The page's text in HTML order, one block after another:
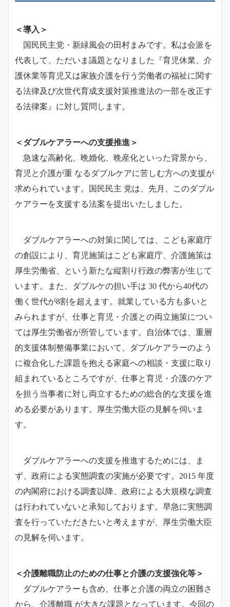
＜導入＞
国民民主党・新緑風会の田村まみです。私は会派を
代表して、ただいま議題となりました『育児休業、介
護休業等育児又は家族介護を行う労働者の福祉に関す
る法律及び次世代育成支援対策推進法の一部を改正す
る法律案』に対し質問します。
＜ダブルケアラーへの支援推進＞
急速な高齢化、晩婚化、晩産化といった背景から、
育児と介護が重 なるダブルケアに苦しむ方への支援が
求められています。国民民主 党は、先月、このダブル
ケアラーを支援する法案を提出いたしました。
ダブルケアラーへの対策に関しては、こども家庭庁
の創設により、育児施策はこども家庭庁、介護施策は
厚生労働省、という新たな縦割り行政の弊害が生じて
います。また、ダブルケの担い手は 30 代から40代の
働く世代が8割を超えます。就業している方も多いと
みられますが、仕事と育児・介護との両立施策につい
ては厚生労働省が所管しています。自治体では、重層
的支援体制整備事業において、ダブルケアラーのよう
に複合化した課題を抱える家庭への相談・支援に取り
組まれているところですが、仕事と育児・介護のケア
を担う当事者に対し両立するための総合的な支援を進
める必要があります。厚生労働大臣の見解を伺いま
す。
ダブルケアラーへの支援を推進するためには、ま
ず、政府による実態調査の実施が必要です。2015 年度
の内閣府における調査以降、政府による大規模な調査
は行われていないと承知しております。早急に実態調
査を行っていただきたいと考えますが、厚生労働大臣
の見解を伺います。
＜介護離職防止のための仕事と介護の支援強化等＞
ダブルケアラーも含め、仕事と介護の両立の困難さ
から、介護離職 が大きな課題となっています。今回の